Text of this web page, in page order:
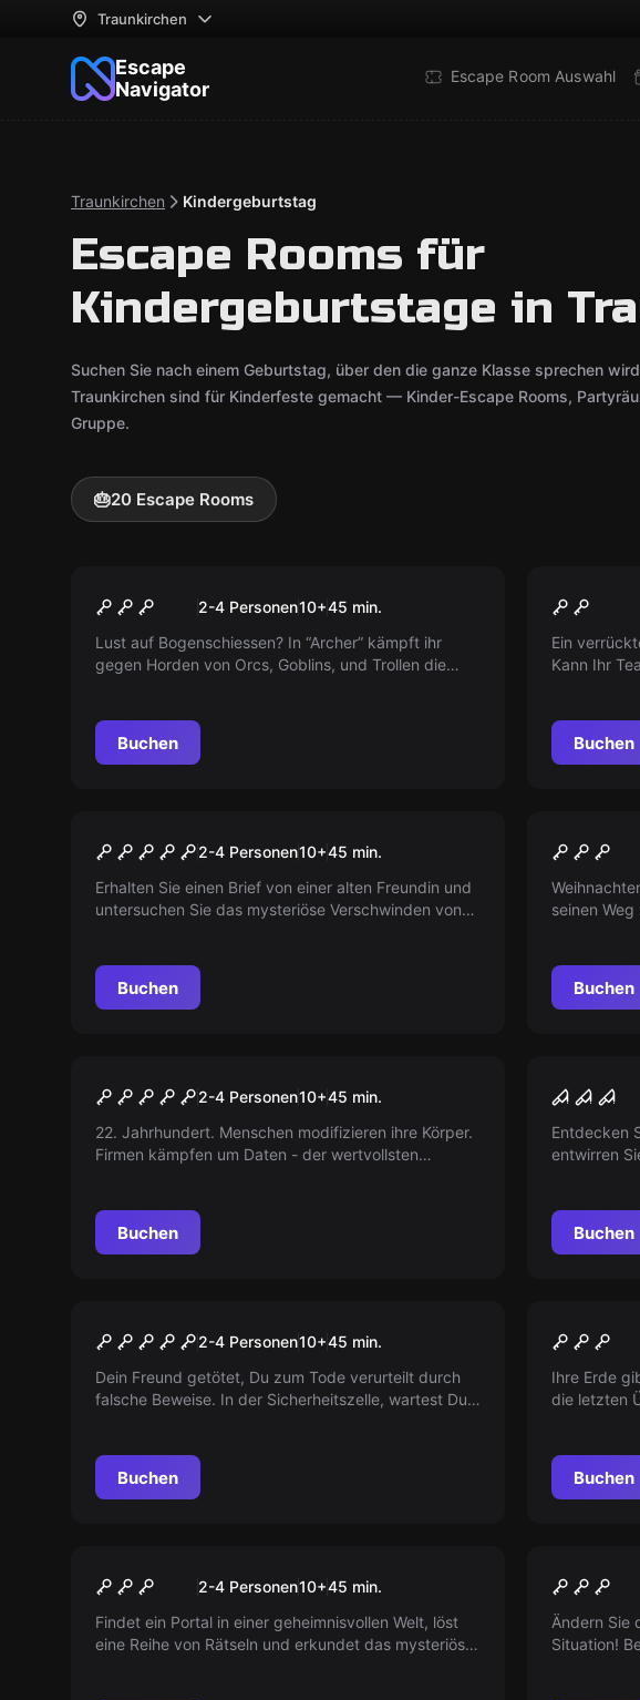
Traunkirchen
Escape
Navigator
Escape Room Auswahl
Traunkirchen Kindergeburtstag
Escape Rooms für
Kindergeburtstage in
Suchen Sie nach einem Geburtstag, über den die ganze Klasse sprechen
Traunkirchen sind für Kinderfeste gemacht — Kinder-Escape Rooms,
Gruppe.
🎂20 Escape Rooms
Archer VR2-4 Personen10+45 min.
Lust auf Bogenschiessen? In “Archer” kämpft ihr
gegen Horden von Orcs, Goblins, und Trollen die
Monster!
Buchen
Ein
Kann Ihr
spannendes
Buchen
Sanctum VR
2-4 Personen10+45 min.
Erhalten Sie einen Brief von einer alten Freundin und
untersuchen Sie das mysteriöse Verschwinden von
Orten der Welt!
Buchen
seinen
Buchen
Cyberpunk VR
2-4 Personen10+45 min.
22. Jahrhundert. Menschen modifizieren ihre Körper.
Firmen kämpfen um Daten - der wertvollsten
Buchen
Entdecken
entwirren
Buchen
The Prison VR
2-4 Personen10+45 min.
Dein Freund getötet, Du zum Tode verurteilt durch
falsche Beweise. In der Sicherheitszelle, wartest Du
Wahrheit ans Licht?
Buchen
Ihre Erde
die letzten
Welt retten?
Buchen
Jungle Quest VR
2-4 Personen10+45 min.
Findet ein Portal in einer geheimnisvollen Welt, löst
eine Reihe von Rätseln und erkundet das mysteriöse
Ändern Sie
Situation!